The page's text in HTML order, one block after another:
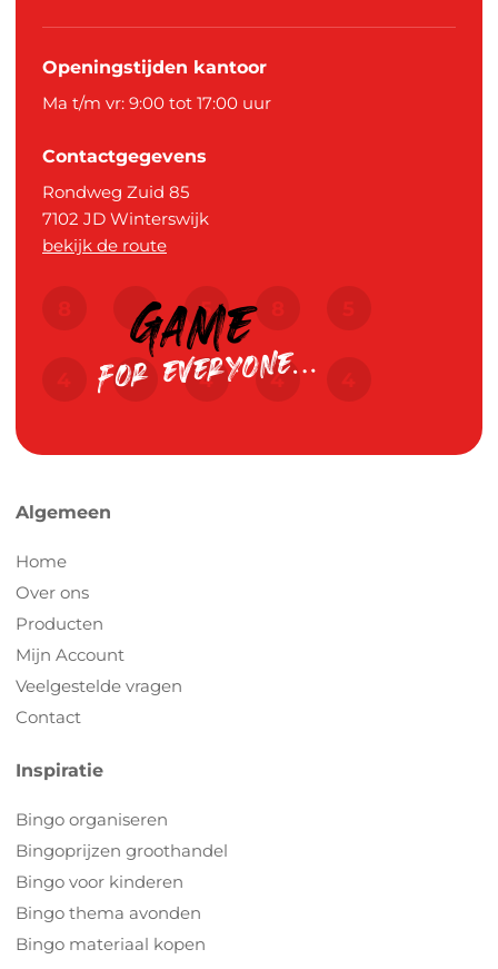
Openingstijden kantoor
Ma t/m vr: 9:00 tot 17:00 uur
Contactgegevens
Rondweg Zuid 85
7102 JD Winterswijk
bekijk de route
Algemeen
Home
Over ons
Producten
Mijn Account
Veelgestelde vragen
Contact
Inspiratie
Bingo organiseren
Bingoprijzen groothandel
Bingo voor kinderen
Bingo thema avonden
Bingo materiaal kopen